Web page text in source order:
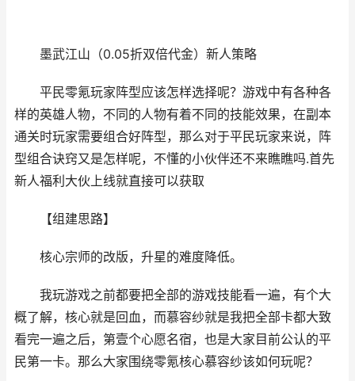
墨武江山（0.05折双倍代金）新人策略
平民零氪玩家阵型应该怎样选择呢？游戏中有各种各
样的英雄人物，不同的人物有着不同的技能效果，在副本
通关时玩家需要组合好阵型，那么对于平民玩家来说，阵
型组合诀窍又是怎样呢，不懂的小伙伴还不来瞧瞧吗.首先
新人福利大伙上线就直接可以获取
【组建思路】
核心宗师的改版，升星的难度降低。
我玩游戏之前都要把全部的游戏技能看一遍，有个大
概了解，核心就是回血，而慕容纱就是我把全部卡都大致
看完一遍之后，第壹个心愿名宿，也是大家目前公认的平
民第一卡。那么大家围绕零氪核心慕容纱该如何玩呢？